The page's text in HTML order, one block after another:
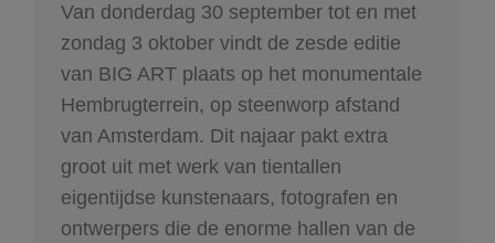
Van donderdag 30 september tot en met
zondag 3 oktober vindt de zesde editie
van BIG ART plaats op het monumentale
Hembrugterrein, op steenworp afstand
van Amsterdam. Dit najaar pakt extra
groot uit met werk van tientallen
eigentijdse kunstenaars, fotografen en
ontwerpers die de enorme hallen van de